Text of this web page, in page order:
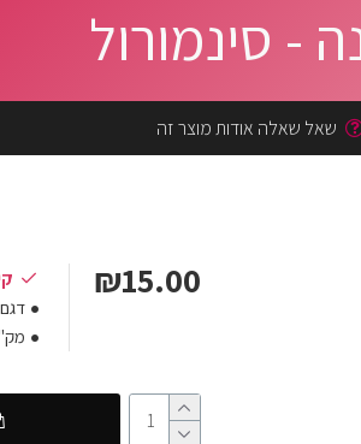
- סינמורול
שאל שאלה אודות מוצר זה
₪15.00